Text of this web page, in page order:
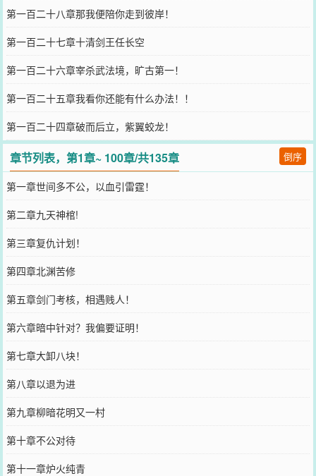
第一百二十八章那我便陪你走到彼岸！
第一百二十七章十清剑王任长空
第一百二十六章宰杀武法境，旷古第一！
第一百二十五章我看你还能有什么办法！！
第一百二十四章破而后立，紫翼蛟龙！
章节列表，第1章~ 100章/共135章 倒序
第一章世间多不公，以血引雷霆！
第二章九天神棺!
第三章复仇计划！
第四章北渊苦修
第五章剑门考核，相遇贱人！
第六章暗中针对？我偏要证明！
第七章大卸八块！
第八章以退为进
第九章柳暗花明又一村
第十章不公对待
第十一章炉火纯青